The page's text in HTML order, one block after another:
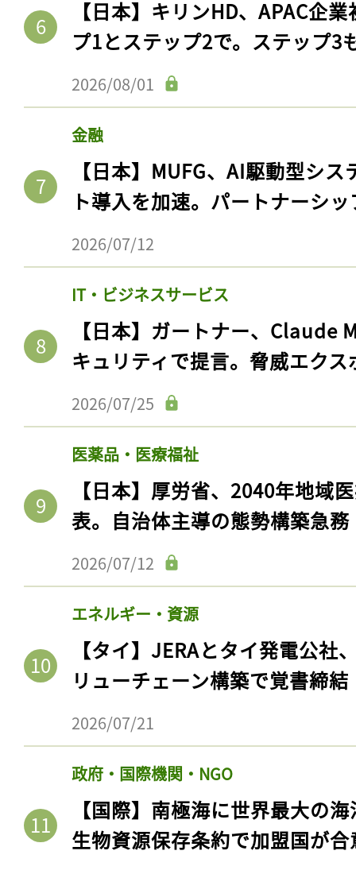
【日本】キリンHD、APAC企
プ1とステップ2で。ステップ3
2026/08/01
金融
【日本】MUFG、AI駆動型シ
ト導入を加速。パートナーシ
2026/07/12
IT・ビジネスサービス
【日本】ガートナー、Claude
キュリティで提言。脅威エク
2026/07/25
医薬品・医療福祉
【日本】厚労省、2040年地域
表。自治体主導の態勢構築急務
2026/07/12
エネルギー・資源
【タイ】JERAとタイ発電公社
リューチェーン構築で覚書締結
2026/07/21
政府・国際機関・NGO
【国際】南極海に世界最大の
生物資源保存条約で加盟国が合